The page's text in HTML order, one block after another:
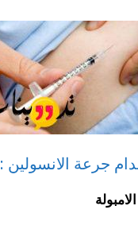
جرعة الانسولين :